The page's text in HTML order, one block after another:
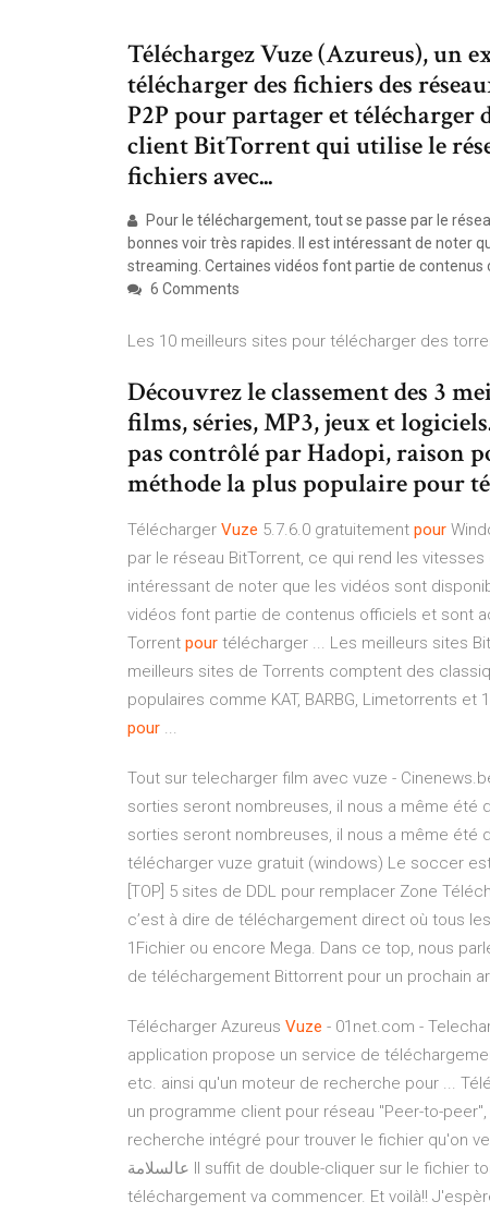
Téléchargez Vuze (Azureus),
télécharger des fichiers des
P2P pour partager et
client BitTorrent qui utilise le
fichiers avec...
Pour le téléchargement, tout se passe par le
bonnes voir très rapides. Il est intéressant de noter
streaming. Certaines vidéos font partie de
6 Comments
Les 10 meilleurs sites pour télécharger des
Découvrez le classement des 3
films, séries, MP3, jeux et
pas contrôlé par Hadopi, raison
méthode la plus populaire pour
Télécharger Vuze 5.7.6.0 gratuitement pour
par le réseau BitTorrent, ce qui rend les
intéressant de noter que les vidéos sont
vidéos font partie de contenus officiels et sont
Torrent pour télécharger ... Les meilleurs sites
meilleurs sites de Torrents comptent des
populaires comme KAT, BARBG, Limetorrents et
pour ...
Tout sur telecharger film avec vuze -
sorties seront nombreuses, il nous a même été
sorties seront nombreuses, il nous a même été
télécharger vuze gratuit (windows) Le soccer
[TOP] 5 sites de DDL pour remplacer Zone
c’est à dire de téléchargement direct où tous
1Fichier ou encore Mega. Dans ce top, nous
de téléchargement Bittorrent pour un prochain
Télécharger Azureus Vuze - 01net.com -
application propose un service de
etc. ainsi qu'un moteur de recherche pour ...
un programme client pour réseau "Peer-to-
recherche intégré pour trouver le fichier qu'on
عالسلامة Il suffit de double-cliquer sur le fichier torrent, Vuze va s'ouvrir automatiquement et le
téléchargement va commencer. Et voilà!!